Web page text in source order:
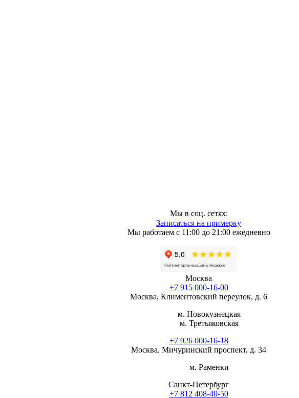
Мы в соц. сетях:
Записаться на примерку
Мы работаем с 11:00 до 21:00 ежедневно
Москва
+7 915 000-16-00
Москва, Климентовский переулок, д. 6
м. Новокузнецкая
м. Третьяковская
+7 926 000-16-18
Москва, Мичуринский проспект, д. 34
м. Раменки
Санкт-Петербург
+7 812 408-40-50